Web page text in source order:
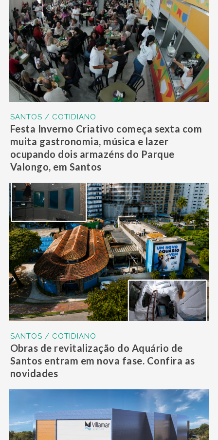
SANTOS / COTIDIANO
Festa Inverno Criativo começa sexta com
muita gastronomia, música e lazer
ocupando dois armazéns do Parque
Valongo, em Santos
SANTOS / COTIDIANO
Obras de revitalização do Aquário de
Santos entram em nova fase. Confira as
novidades